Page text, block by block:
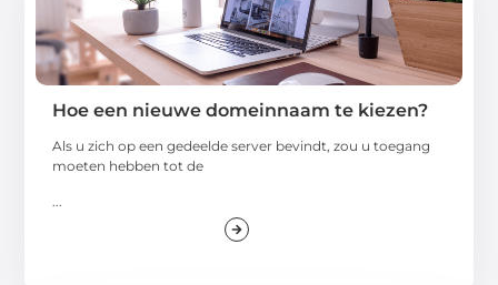
Hoe een nieuwe domeinnaam te kiezen?
Als u zich op een gedeelde server bevindt, zou u toegang
moeten hebben tot de
...